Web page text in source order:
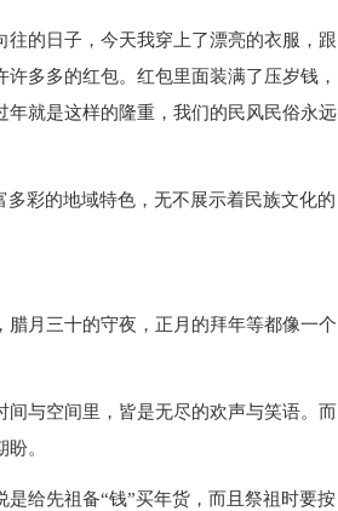
的日子，今天我穿上了漂亮的衣服，跟
多多的红包。红包里面装满了压岁钱，
就是这样的隆重，我们的民风民俗永远
彩的地域特色，无不展示着民族文化的
月三十的守夜，正月的拜年等都像一个
与空间里，皆是无尽的欢声与笑语。而
。
给先祖备“钱”买年货，而且祭祖时要按